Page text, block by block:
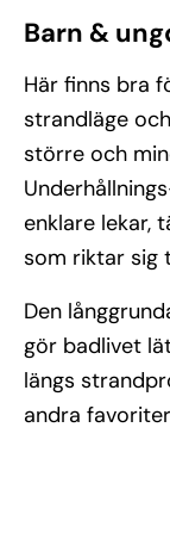
Barn &
Här finns bra
strandläge
större och
enklare lekar,
som riktar sig
Den
gör badlivet
längs
andra